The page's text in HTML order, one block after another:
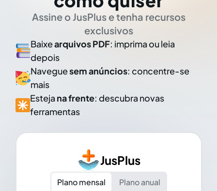
Assine o JusPlus e tenha recursos
exclusivos
Baixearquivos PDF: imprima ou leia
depois
Naveguesem anúncios: concentre-se
mais
Esteja na frente: descubra novas
ferramentas
JusPlus
Plano mensal
Plano anual